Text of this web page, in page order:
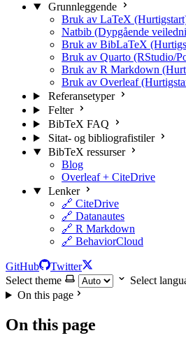
Grunnleggende
Bruk av LaTeX
Natbib (Dypgående
Bruk av BibLaTeX
Bruk av Quarto (RStudio/
Bruk av R Markdown
Bruk av Overleaf
Referansetyper
Felter
BibTeX FAQ
Sitat- og bibliografistiler
BibTeX ressurser
Blog
Overleaf + CiteDrive
Lenker
🔗 CiteDrive
🔗 Datanautes
🔗 R Markdown
🔗 BehaviorCloud
GitHub
Twitter
Select theme
Select
On this page
On this page